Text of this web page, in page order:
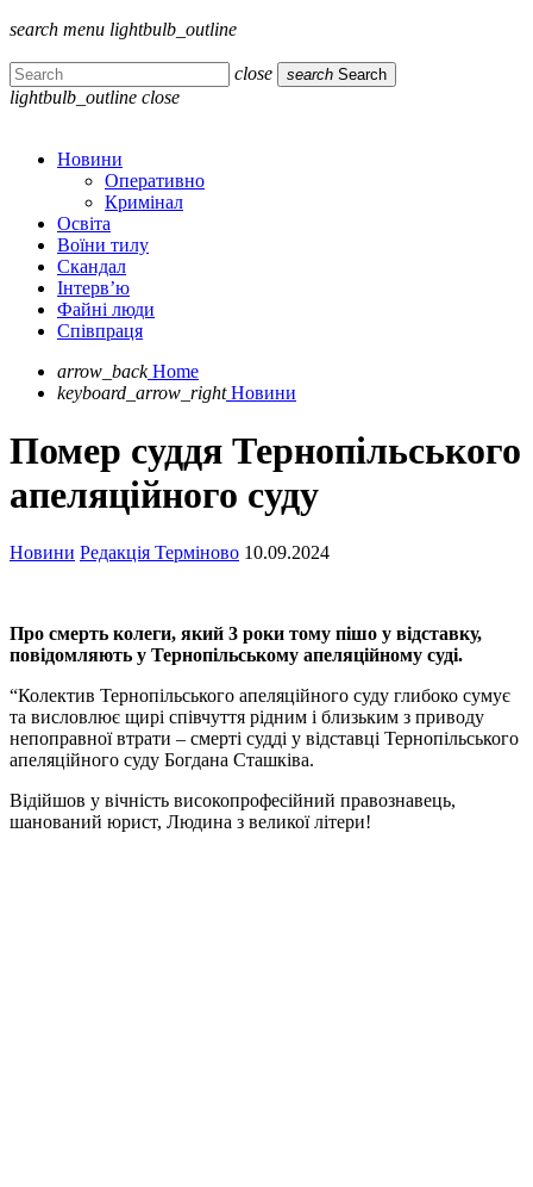
search menu lightbulb_outline
close search Search
lightbulb_outline close
Новини
Оперативно
Кримінал
Освіта
Воїни тилу
Скандал
Інтерв’ю
Файні люди
Співпраця
arrow_back Home
keyboard_arrow_right Новини
Помер суддя Тернопільського
апеляційного суду
Новини Редакція Терміново 10.09.2024
Про смерть колеги, який 3 роки тому пішо у відставку,
повідомляють у Тернопільському апеляційному суді.
“Колектив Тернопільського апеляційного суду глибоко сумує
та висловлює щирі співчуття рідним і близьким з приводу
непоправної втрати – смерті судді у відставці Тернопільського
апеляційного суду Богдана Сташківа.
Відійшов у вічність високопрофесійний правознавець,
шанований юрист, Людина з великої літери!